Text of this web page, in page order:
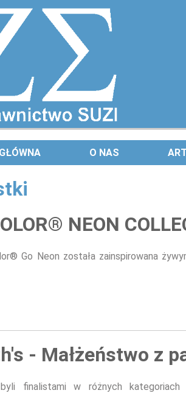
O NAS
NEON
Go Neon została zainspirowana
- Małżeństwo z
byli finalistami w różnych